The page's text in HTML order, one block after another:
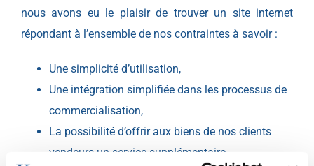
nous avons eu le plaisir de trouver un site internet
répondant à l’ensemble de nos contraintes à savoir :
Une simplicité d’utilisation,
Une intégration simplifiée dans les processus de
commercialisation,
La possibilité d’offrir aux biens de nos clients
vendeurs un service supplémentaire,